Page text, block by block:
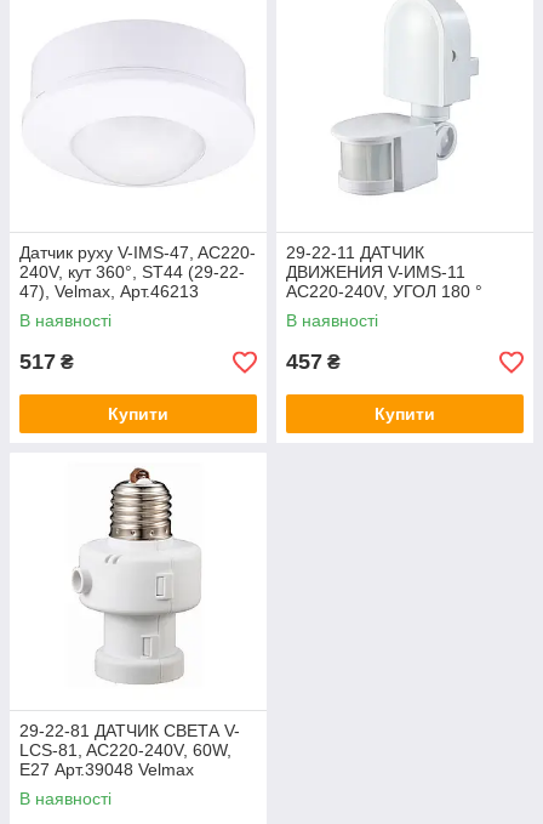
Датчик руху V-IMS-47, AC220-
240V, кут 360°, ST44 (29-22-
47), Velmax, Арт.46213
В наявності
517 ₴
Купити
29-22-11 ДАТЧИК
ДВИЖЕНИЯ V-ИМS-11
AC220-240V, УГОЛ 180 °
Арт.39047 Velmax
В наявності
457 ₴
Купити
29-22-81 ДАТЧИК СВЕТА V-
LCS-81, AC220-240V, 60W,
E27 Арт.39048 Velmax
В наявності